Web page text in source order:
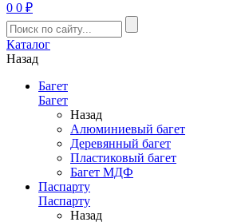
0 0 ₽
Каталог
Назад
Багет
Багет
Назад
Алюминиевый багет
Деревянный багет
Пластиковый багет
Багет МДФ
Паспарту
Паспарту
Назад